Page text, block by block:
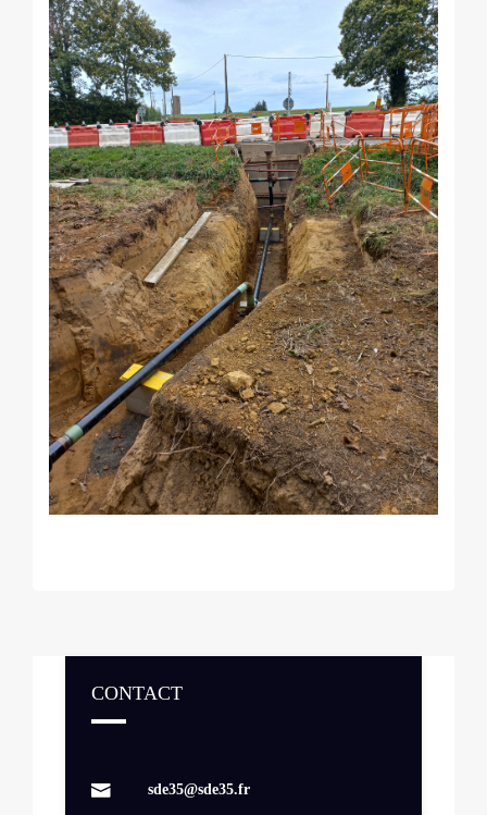
CONTACT
sde35@sde35.fr